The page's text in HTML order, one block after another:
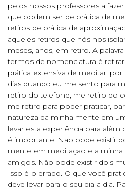
pelos nossos professores a
que podem ser de prática de
retiros de prática de
aqueles retiros que nós nos
meses, anos, em retiro. A
termos de nomenclatura é
prática extensiva de meditar,
dias quando eu me sento para
retiro do telefone, me retiro do
me retiro para poder praticar,
natureza da minha mente em
levar esta experiência para
é importante. Não pode existir
mente em meditação e a
amigos. Não pode existir dois
Isso é o errado. O que você
deve levar para o seu dia a dia.